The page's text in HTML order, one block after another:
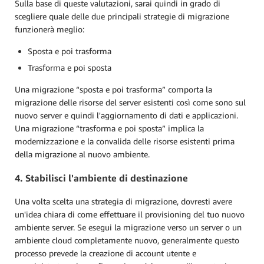
Sulla base di queste valutazioni, sarai quindi in grado di
scegliere quale delle due principali strategie di migrazione
funzionerà meglio:
Sposta e poi trasforma
Trasforma e poi sposta
Una migrazione “sposta e poi trasforma” comporta la
migrazione delle risorse del server esistenti così come sono sul
nuovo server e quindi l'aggiornamento di dati e applicazioni.
Una migrazione “trasforma e poi sposta” implica la
modernizzazione e la convalida delle risorse esistenti prima
della migrazione al nuovo ambiente.
4. Stabilisci l'ambiente di destinazione
Una volta scelta una strategia di migrazione, dovresti avere
un'idea chiara di come effettuare il provisioning del tuo nuovo
ambiente server. Se esegui la migrazione verso un server o un
ambiente cloud completamente nuovo, generalmente questo
processo prevede la creazione di account utente e